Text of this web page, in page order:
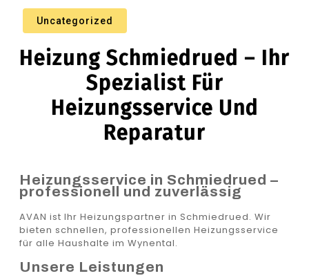
Uncategorized
Heizung Schmiedrued – Ihr
Spezialist Für
Heizungsservice Und
Reparatur
Heizungsservice in Schmiedrued –
professionell und zuverlässig
AVAN ist Ihr Heizungspartner in Schmiedrued. Wir
bieten schnellen, professionellen Heizungsservice
für alle Haushalte im Wynental.
Unsere Leistungen